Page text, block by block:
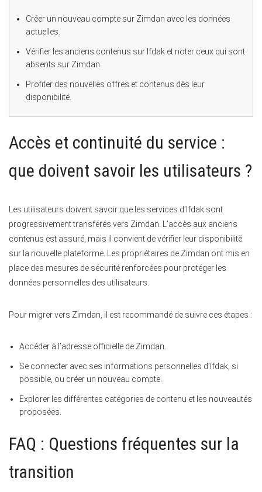
Créer un nouveau compte sur Zimdan avec les données
actuelles.
Vérifier les anciens contenus sur Ifdak et noter ceux qui sont
absents sur Zimdan.
Profiter des nouvelles offres et contenus dès leur
disponibilité.
Accès et continuité du service :
que doivent savoir les utilisateurs ?
Les utilisateurs doivent savoir que les services d’Ifdak sont
progressivement transférés vers Zimdan. L’accès aux anciens
contenus est assuré, mais il convient de vérifier leur disponibilité
sur la nouvelle plateforme. Les propriétaires de Zimdan ont mis en
place des mesures de sécurité renforcées pour protéger les
données personnelles des utilisateurs.
Pour migrer vers Zimdan, il est recommandé de suivre ces étapes :
Accéder à l’adresse officielle de Zimdan.
Se connecter avec ses informations personnelles d’Ifdak, si
possible, ou créer un nouveau compte.
Explorer les différentes catégories de contenu et les nouveautés
proposées.
FAQ : Questions fréquentes sur la
transition